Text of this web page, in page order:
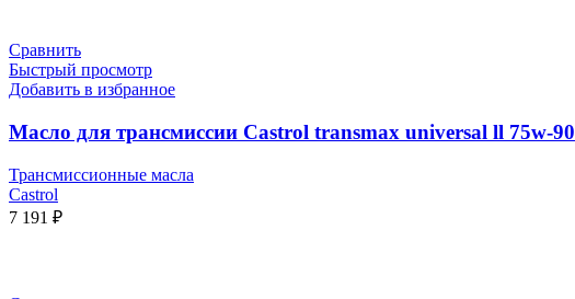
Сравнить
Быстрый просмотр
Добавить в избранное
Масло для трансмиссии Castrol transmax universal ll 75w-90
Трансмиссионные масла
Castrol
7 191 ₽